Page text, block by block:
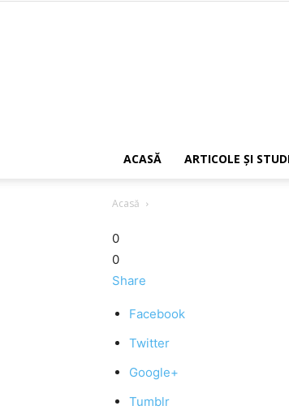
ACASĂ ARTICOLE ŞI
Acasă
0
0
Share
Facebook
Twitter
Google+
Tumblr